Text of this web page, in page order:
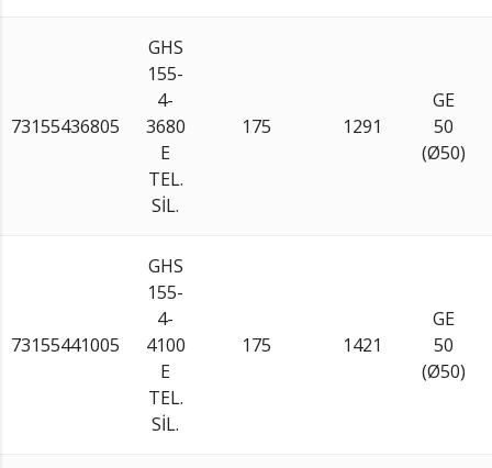
73155436805
GHS
155-
4-
3680
E
TEL.
SİL.
175 1291
GE
50
(Ø50)
73155441005
GHS
155-
4-
4100
E
TEL.
SİL.
175 1421
GE
50
(Ø50)